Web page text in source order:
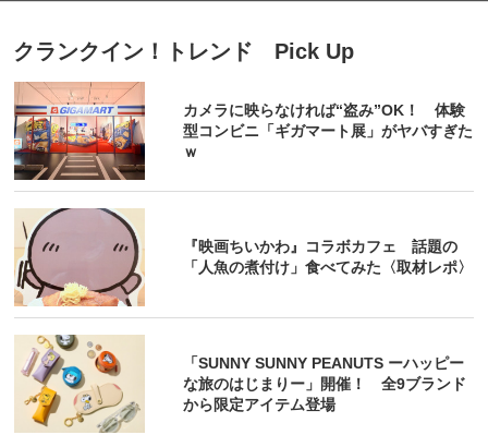
クランクイン！トレンド Pick Up
カメラに映らなければ“盗み”OK！ 体験
型コンビニ「ギガマート展」がヤバすぎた
ｗ
『映画ちいかわ』コラボカフェ 話題の
「人魚の煮付け」食べてみた〈取材レポ〉
「SUNNY SUNNY PEANUTS ーハッピー
な旅のはじまりー」開催！ 全9ブランド
から限定アイテム登場